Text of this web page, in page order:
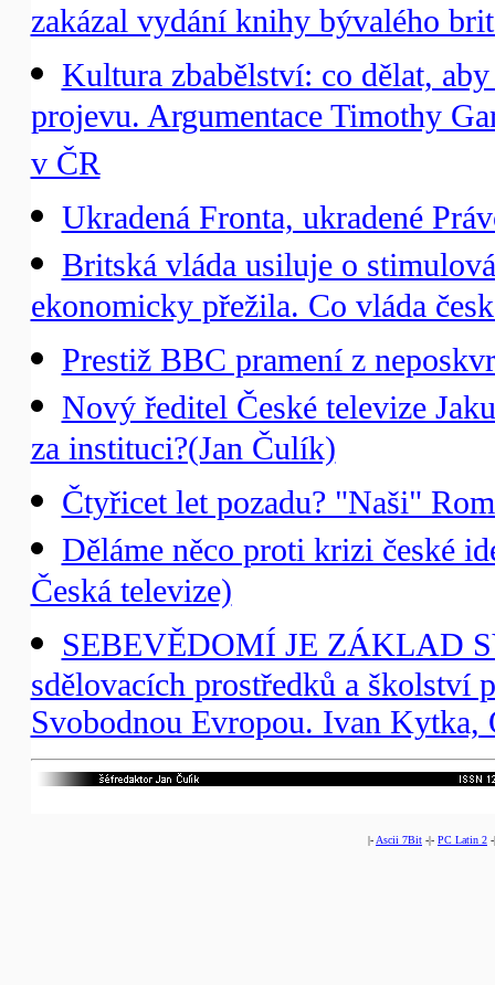
zakázal vydání knihy bývalého
Kultura zbabělství: co dělat,
projevu. Argumentace Timothy
v ČR
Ukradená Fronta, ukradené
Britská vláda usiluje o
ekonomicky přežila. Co vláda
Prestiž BBC pramení z
Nový ředitel České televize
za instituci?(Jan Čulík)
Čtyřicet let pozadu? "Naši"
Děláme něco proti krizi české
Česká televize)
SEBEVĚDOMÍ JE ZÁKLAD
sdělovacích prostředků a školství
Svobodnou Evropou. Ivan Kytka,
|- Ascii 7Bit -|- PC Latin 2